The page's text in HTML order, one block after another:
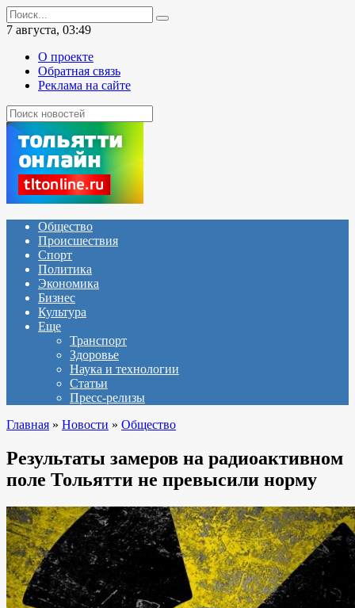
Перейти
к
содержанию
Search
for:
7 августа, 03:49
О проекте
Обратная связь
Реклама на сайте
Общество
Происшествия
Спорт
Политика
Экономика
Бизнес
Культура
Еще
Транспорт
Здоровье
Наука и технологии
Статьи
Пресс-релизы
Главная » Новости » Общество
Результаты замеров на радиоактивном
поле Тольятти не превысили норму